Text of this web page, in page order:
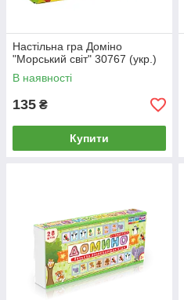
Настільна гра Доміно
"Морський світ" 30767 (укр.)
В наявності
135 ₴
Купити